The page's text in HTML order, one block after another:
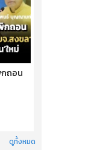
ถอน
ดูทั้งหมด